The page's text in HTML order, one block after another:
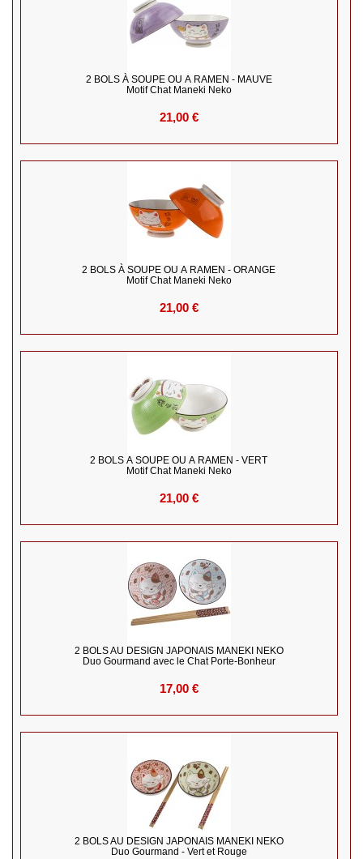
2 BOLS À SOUPE OU À RAMEN - MAUVE
Motif Chat Maneki Neko
21,00 €
2 BOLS À SOUPE OU À RAMEN - ORANGE
Motif Chat Maneki Neko
21,00 €
2 BOLS À SOUPE OU À RAMEN - VERT
Motif Chat Maneki Neko
21,00 €
2 BOLS AU DESIGN JAPONAIS MANEKI NEKO
Duo Gourmand avec le Chat Porte-Bonheur
17,00 €
2 BOLS AU DESIGN JAPONAIS MANEKI NEKO
Duo Gourmand - Vert et Rouge